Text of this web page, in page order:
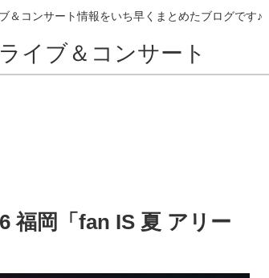
＆コンサート情報をいち早くまとめたブログです♪
ライブ＆コンサート
福岡「fan IS 夏 アリー